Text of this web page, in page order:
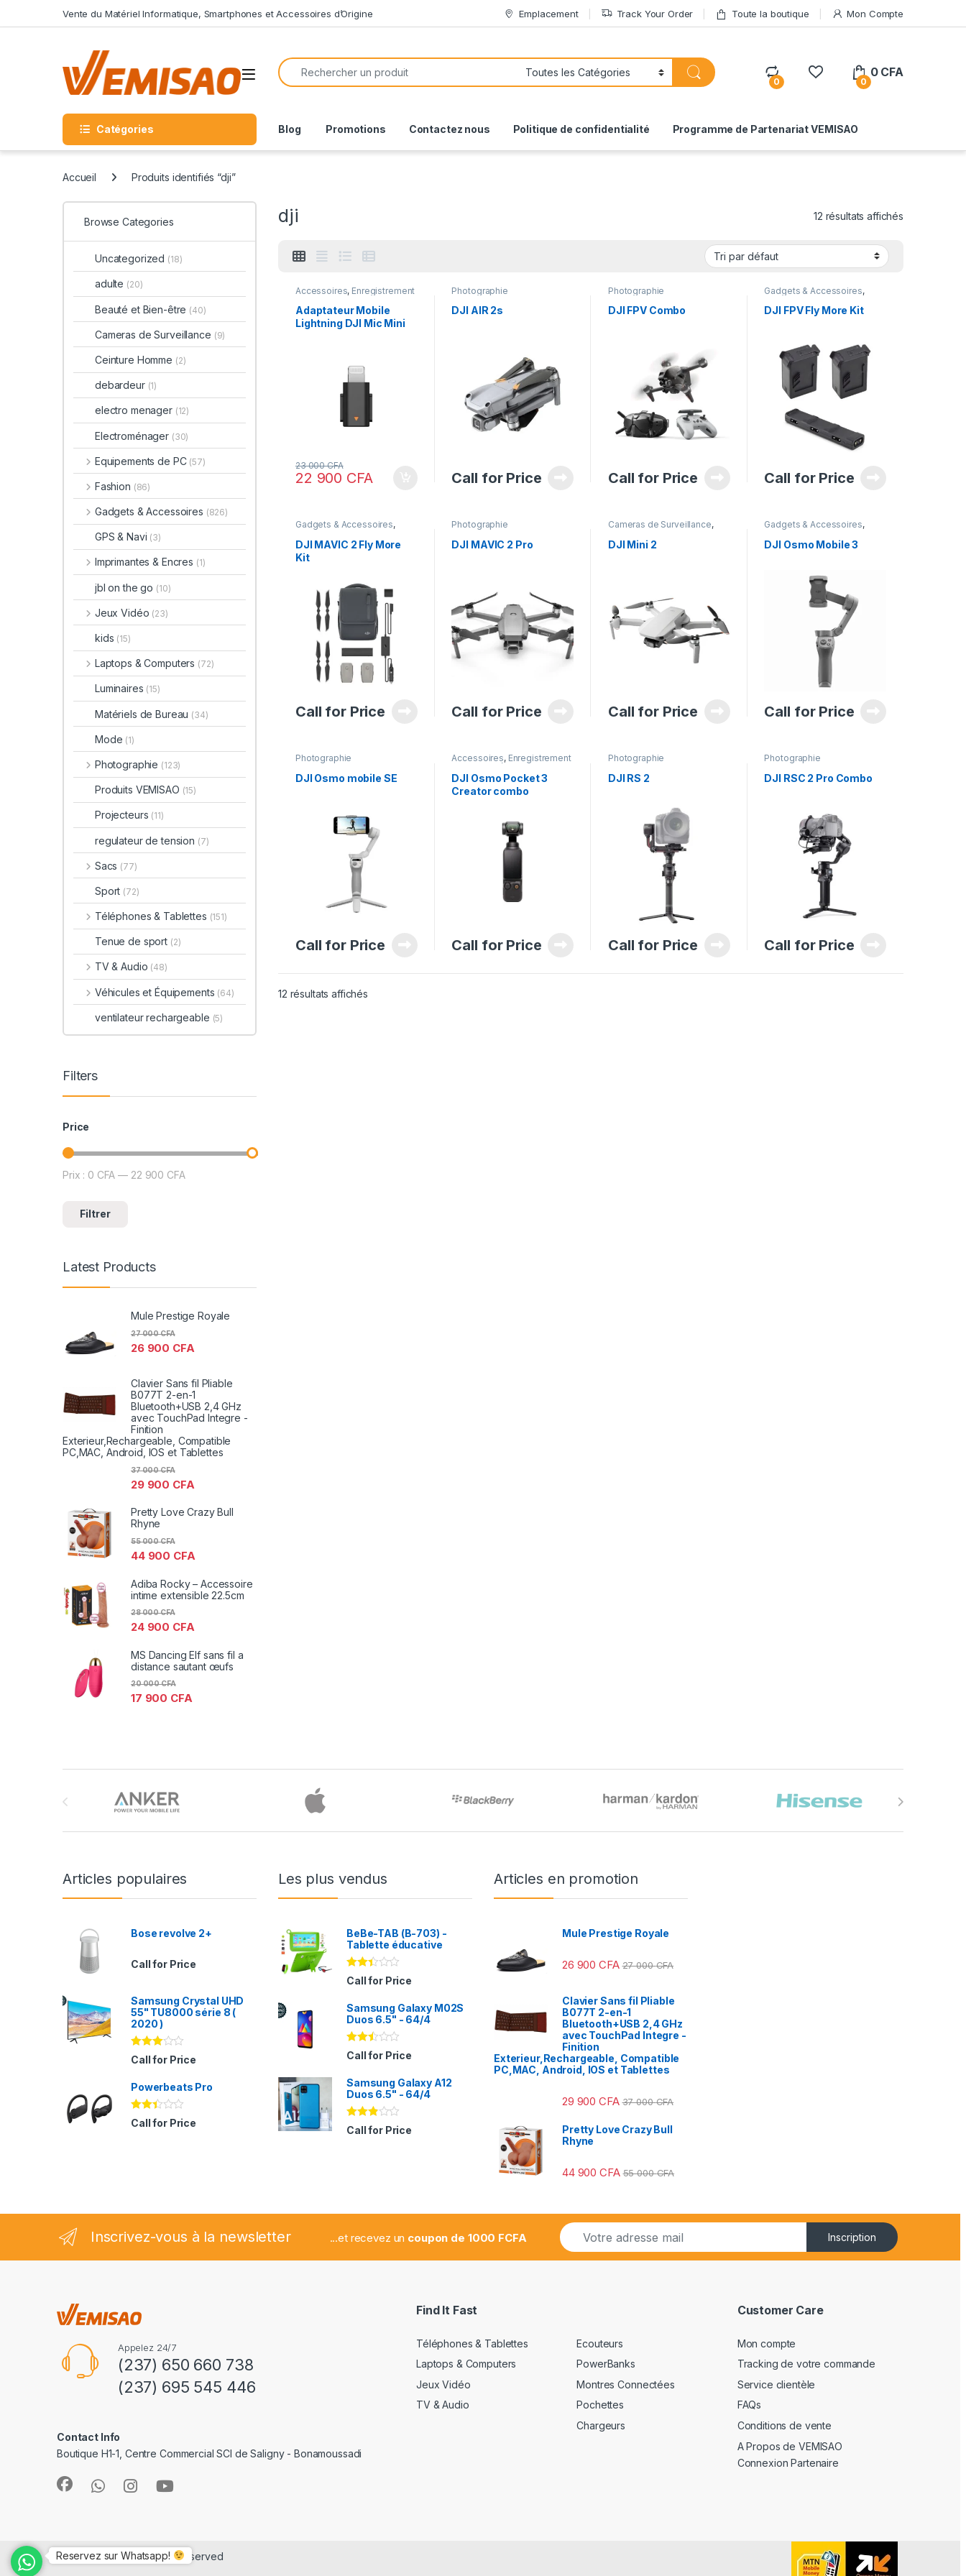
Vente du Matériel Informatique, Smartphones et Accessoires d’Origine Emplacement Track Your Order Toute la boutique Mon Compte
Open
Search for:
0 0
0 CFA
Catégories Blog Promotions Contactez nous Politique de confidentialité Programme de Partenariat VEMISAO
Accueil Produits identifiés “dji”
dji 12 résultats affichés
Accessoires, Enregistrement
Accessoires
Adaptateur Mobile
Lightning DJI Mic Mini
22 900 CFA
23 000CFA
Photographie
DJI AIR 2s
Call for Price
Photographie
DJI FPV Combo
Call for Price
Gadgets & Accessoires,
DJI FPV Fly More Kit
Call for Price
Gadgets & Accessoires,
Photographie
DJI MAVIC 2 Fly More
Kit
Call for Price
Photographie
DJI MAVIC 2 Pro
Call for Price
Cameras de Surveillance,
DJI Mini 2
Call for Price
Gadgets & Accessoires,
Photographie
DJI Osmo Mobile 3
Call for Price
Photographie
DJI Osmo mobile SE
Call for Price
Accessoires, Enregistrement
Audio & Vidéo
Gadgets
Gadgets & Accessoires
Matériels de Bureau,
Photographie,Trépieds
DJI Osmo Pocket 3
Creator combo
Call for Price
Photographie
DJI RS 2
Call for Price
Photographie
DJI RSC 2 Pro Combo
Call for Price
12 résultats affichés
Browse Categories
Uncategorized (18)
adulte (20)
Beauté et Bien-être (40)
Cameras de Surveillance (9)
Ceinture Homme (2)
debardeur (1)
electro menager (12)
Electroménager (30)
Equipements de PC (57)
Fashion (86)
Gadgets & Accessoires (826)
GPS & Navi (3)
Imprimantes & Encres (1)
jbl on the go (10)
Jeux Vidéo (23)
kids (15)
Laptops & Computers (72)
Luminaires (15)
Matériels de Bureau (34)
Mode (1)
Photographie (123)
Produits VEMISAO (15)
Projecteurs (11)
regulateur de tension (7)
Sacs (77)
Sport (72)
Téléphones & Tablettes (151)
Tenue de sport (2)
TV & Audio (48)
Véhicules et Équipements (64)
ventilateur rechargeable (5)
Filters
Price
Prix min
Prix max
Filtrer
Prix : 0 CFA — 22 900 CFA
Latest Products
Mule Prestige Royale
26 900 CFA
27 000CFA
Clavier Sans fil Pliable
B077T 2-en-1
Bluetooth+USB 2,4 GHz
avec TouchPad Integre -
Finition
Exterieur,Rechargeable, Compatible
PC,MAC, Android, IOS et Tablettes
29 900 CFA
37 000CFA
Pretty Love Crazy Bull
Rhyne
44 900 CFA
55 000CFA
Adiba Rocky – Accessoire
intime extensible 22.5cm
24 900 CFA
28 000CFA
MS Dancing Elf sans fil a
distance sautant œufs
17 900 CFA
20 000CFA
Articles populaires
Bose revolve 2+
Call for Price
Samsung Crystal UHD
55" TU8000 série 8 (
2020 )
Note
2.94
Call for Price
Powerbeats Pro
Note
2.35
Call for Price
Les plus vendus
BeBe-TAB (B-703) -
Tablette éducative
Note
2.31
5
Call for Price
Samsung Galaxy M02S
Duos 6.5" - 64/4
Note
2.41
5
Call for Price
Samsung Galaxy A12
Duos 6.5" - 64/4
Note
2.78
Call for Price
Articles en promotion
Mule Prestige Royale
26 900CFA 27 000CFA
Clavier Sans fil Pliable
B077T 2-en-1
Bluetooth+USB 2,4 GHz
avec TouchPad Integre -
Finition
Exterieur,Rechargeable, Compatible
PC,MAC, Android, IOS et Tablettes
29 900CFA 37 000CFA
Pretty Love Crazy Bull
Rhyne
44 900CFA 55 000CFA
Inscrivez-vous à la newsletter ...et recevez un coupon de 1000 FCFA
E
m
a
Inscription
Appelez 24/7
(237) 650 660 738
(237) 695 545 446
Contact Info
Boutique H1-1, Centre Commercial SCI de Saligny - Bonamoussadi
Find It Fast
Téléphones & Tablettes
Laptops & Computers
Jeux Vidéo
TV & Audio
Ecouteurs
PowerBanks
Montres Connectées
Pochettes
Chargeurs
Customer Care
Mon compte
Tracking de votre commande
Service clientèle
FAQs
Conditions de vente
A Propos de VEMISAO
Connexion Partenaire
©e-Vemisao- All Rights Reserved
Reservez sur Whatsapp!